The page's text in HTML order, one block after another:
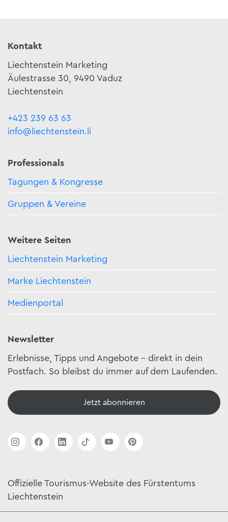
Kontakt
Liechtenstein Marketing
Äulestrasse 30, 9490 Vaduz
Liechtenstein
+423 239 63 63
info@liechtenstein.li
Professionals
Tagungen & Kongresse
Gruppen & Vereine
Weitere Seiten
Liechtenstein Marketing
Marke Liechtenstein
Medienportal
Newsletter
Erlebnisse, Tipps und Angebote – direkt in dein
Postfach. So bleibst du immer auf dem Laufenden.
Jetzt abonnieren
Offizielle Tourismus-Website des Fürstentums
Liechtenstein